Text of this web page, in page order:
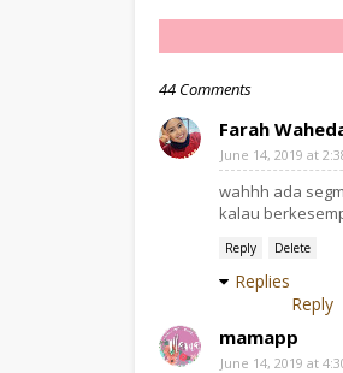
44 Comments
Farah
June 14, 2019 at
wahhh ada
kalau
Reply Delete
Replies
Reply
mamapp
June 14, 2019 at